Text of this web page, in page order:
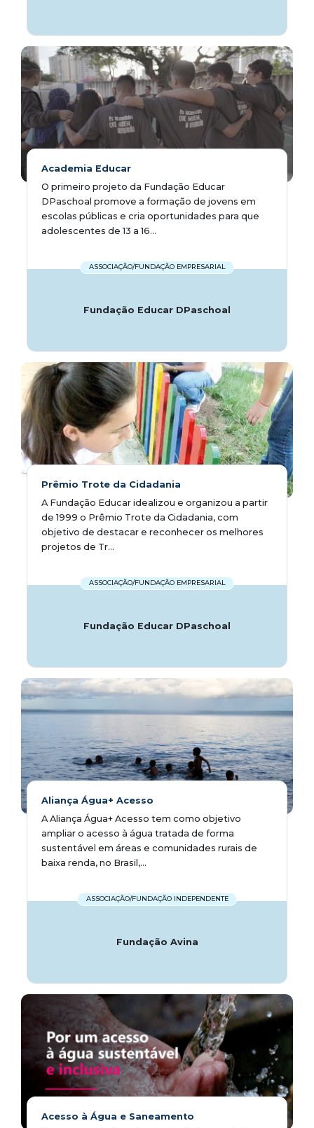
Academia Educar
O primeiro projeto da Fundação Educar
DPaschoal promove a formação de jovens em
escolas públicas e cria oportunidades para que
adolescentes de 13 a 16...
ASSOCIAÇÃO/FUNDAÇÃO EMPRESARIAL
Fundação Educar DPaschoal
Prêmio Trote da Cidadania
A Fundação Educar idealizou e organizou a partir
de 1999 o Prêmio Trote da Cidadania, com
objetivo de destacar e reconhecer os melhores
projetos de Tr...
ASSOCIAÇÃO/FUNDAÇÃO EMPRESARIAL
Fundação Educar DPaschoal
Aliança Água+ Acesso
A Aliança Água+ Acesso tem como objetivo
ampliar o acesso à água tratada de forma
sustentável em áreas e comunidades rurais de
baixa renda, no Brasil,...
ASSOCIAÇÃO/FUNDAÇÃO INDEPENDENTE
Fundação Avina
Acesso à Água e Saneamento